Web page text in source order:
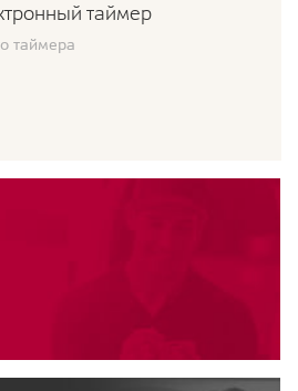
таймер
таймера